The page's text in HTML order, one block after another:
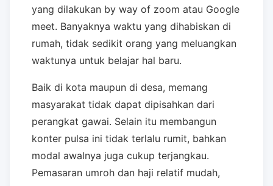
yang dilakukan by way of zoom atau Google
meet. Banyaknya waktu yang dihabiskan di
rumah, tidak sedikit orang yang meluangkan
waktunya untuk belajar hal baru.
Baik di kota maupun di desa, memang
masyarakat tidak dapat dipisahkan dari
perangkat gawai. Selain itu membangun
konter pulsa ini tidak terlalu rumit, bahkan
modal awalnya juga cukup terjangkau.
Pemasaran umroh dan haji relatif mudah,